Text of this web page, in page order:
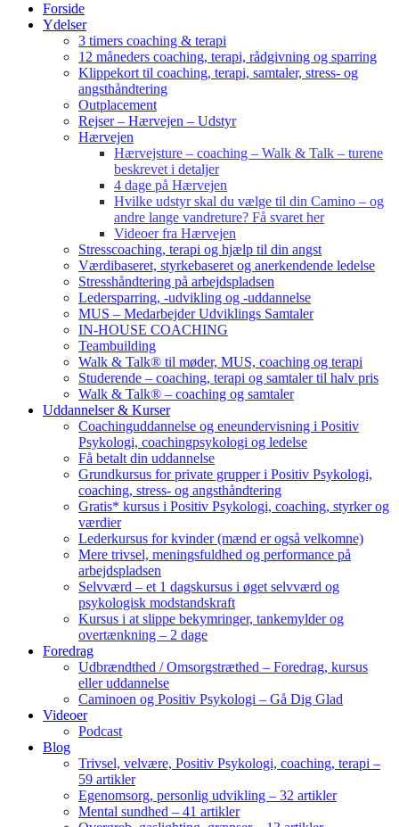
Forside
Ydelser
3 timers coaching & terapi
12 måneders coaching, terapi, rådgivning og sparring
Klippekort til coaching, terapi, samtaler, stress- og
angsthåndtering
Outplacement
Rejser – Hærvejen – Udstyr
Hærvejen
Hærvejsture – coaching – Walk & Talk – turene
beskrevet i detaljer
4 dage på Hærvejen
Hvilke udstyr skal du vælge til din Camino – og
andre lange vandreture? Få svaret her
Videoer fra Hærvejen
Stresscoaching, terapi og hjælp til din angst
Værdibaseret, styrkebaseret og anerkendende ledelse
Stresshåndtering på arbejdspladsen
Ledersparring, -udvikling og -uddannelse
MUS – Medarbejder Udviklings Samtaler
IN-HOUSE COACHING
Teambuilding
Walk & Talk® til møder, MUS, coaching og terapi
Studerende – coaching, terapi og samtaler til halv pris
Walk & Talk® – coaching og samtaler
Uddannelser & Kurser
Coachinguddannelse og eneundervisning i Positiv
Psykologi, coachingpsykologi og ledelse
Få betalt din uddannelse
Grundkursus for private grupper i Positiv Psykologi,
coaching, stress- og angsthåndtering
Gratis* kursus i Positiv Psykologi, coaching, styrker og
værdier
Lederkursus for kvinder (mænd er også velkomne)
Mere trivsel, meningsfuldhed og performance på
arbejdspladsen
Selvværd – et 1 dagskursus i øget selvværd og
psykologisk modstandskraft
Kursus i at slippe bekymringer, tankemylder og
overtænkning – 2 dage
Foredrag
Udbrændthed / Omsorgstræthed – Foredrag, kursus
eller uddannelse
Caminoen og Positiv Psykologi – Gå Dig Glad
Videoer
Podcast
Blog
Trivsel, velvære, Positiv Psykologi, coaching, terapi –
59 artikler
Egenomsorg, personlig udvikling – 32 artikler
Mental sundhed – 41 artikler